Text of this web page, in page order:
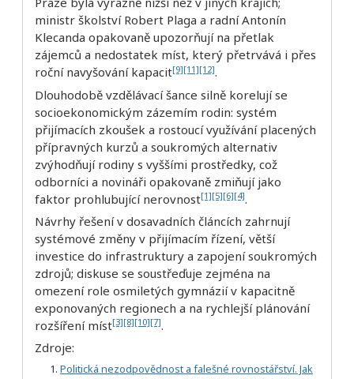
ministr školství Robert Plaga a radní Antonín
Klecanda opakovaně upozorňují na přetlak
zájemců a nedostatek míst, který přetrvává i přes
roční navyšování kapacit[9][11][12].
Dlouhodobě vzdělávací šance silně korelují se
socioekonomickým zázemím rodin: systém
přijímacích zkoušek a rostoucí využívání placených
přípravných kurzů a soukromých alternativ
zvýhodňují rodiny s vyššími prostředky, což
odborníci a novináři opakovaně zmiňují jako
faktor prohlubující nerovnost[1][5][6][4].
Návrhy řešení v dosavadních článcích zahrnují
systémové změny v přijímacím řízení, větší
investice do infrastruktury a zapojení soukromých
zdrojů; diskuse se soustřeďuje zejména na
omezení role osmiletých gymnázií v kapacitně
exponovaných regionech a na rychlejší plánování
rozšíření míst[3][8][10][7].
Zdroje:
Politická nezodpovědnost a falešné rovnostářství. Jak